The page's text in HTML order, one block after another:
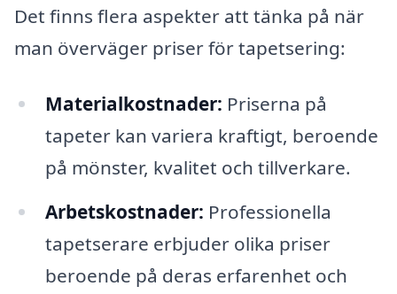
Det finns flera aspekter att tänka på när
man överväger priser för tapetsering:
Materialkostnader: Priserna på
tapeter kan variera kraftigt, beroende
på mönster, kvalitet och tillverkare.
Arbetskostnader: Professionella
tapetserare erbjuder olika priser
beroende på deras erfarenhet och